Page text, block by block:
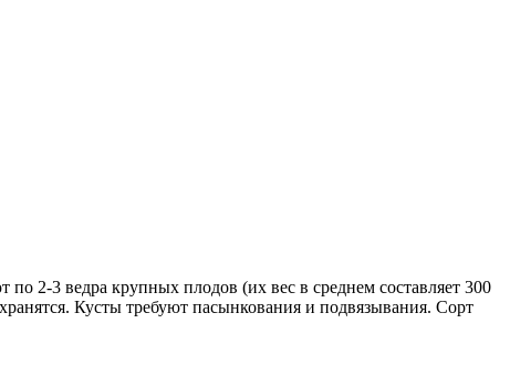
2-3 ведра крупных плодов (их вес в среднем составляет 300
Кусты требуют пасынкования и подвязывания. Сорт